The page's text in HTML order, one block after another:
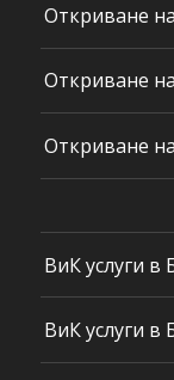
Откриване
Откриване
Откриване
ВиК услуги в
ВиК услуги в